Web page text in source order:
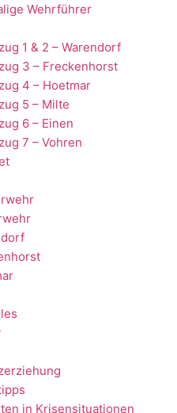
Wehrführer
1 & 2 – Warendorf
3 – Freckenhorst
4 – Hoetmar
5 – Milte
6 – Einen
7 – Vohren
in Krisensituationen